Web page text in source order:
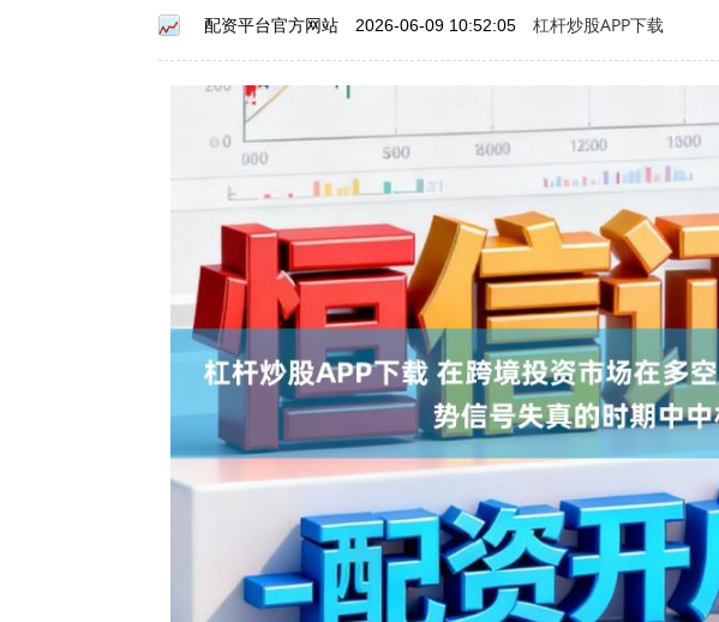
配资平台官方网站 2026-06-09 10:52:05 杠杆炒股APP下载